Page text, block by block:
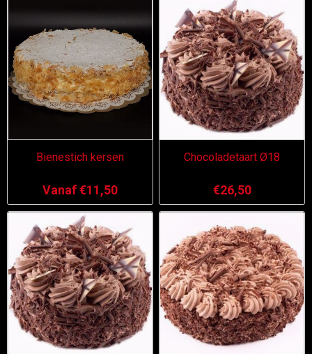
Bienestich kersen
Vanaf €11,50
Chocoladetaart Ø18
€26,50